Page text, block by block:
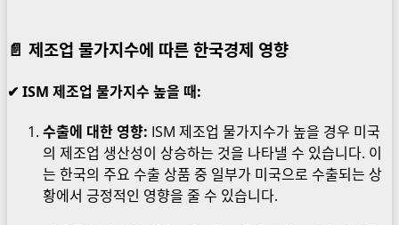
📄 제조업 물가지수에 따른 한국경제 영향
✔ ISM 제조업 물가지수 높을 때:
수출에 대한 영향: ISM 제조업 물가지수가 높을 경우 미국
의 제조업 생산성이 상승하는 것을 나타낼 수 있습니다. 이
는 한국의 주요 수출 상품 중 일부가 미국으로 수출되는 상
황에서 긍정적인 영향을 줄 수 있습니다.